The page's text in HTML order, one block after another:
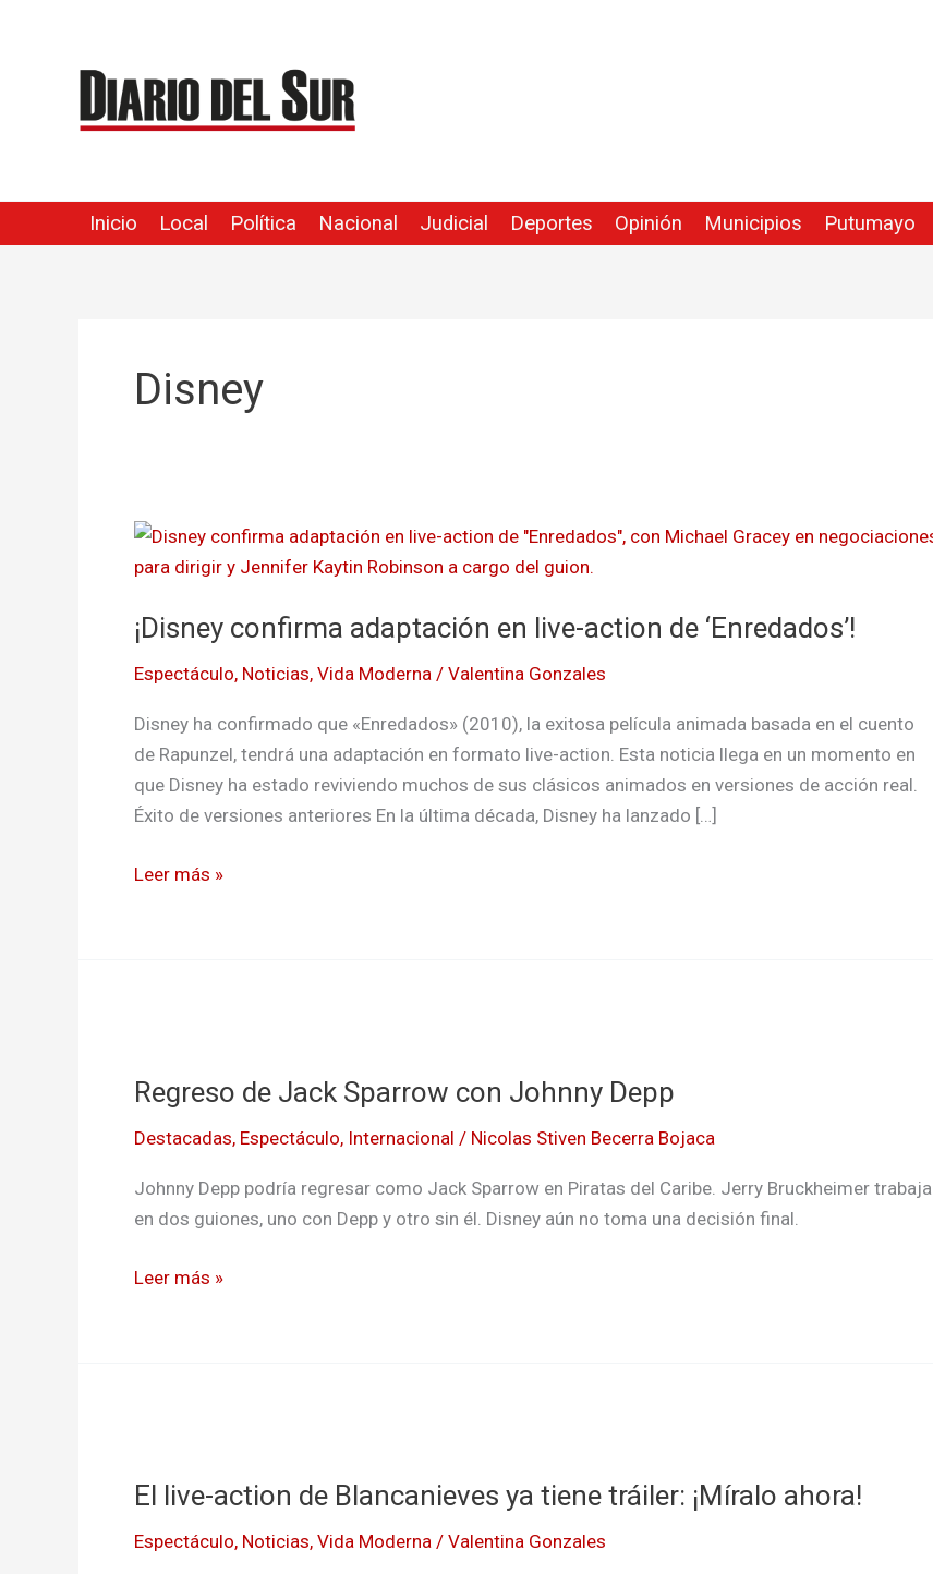
contenido
Inicio Local Política Nacional Judicial Deportes Opinión Municipios Putumayo
Disney
¡Disney confirma adaptación en live-action de ‘Enredados’!
Espectáculo, Noticias, Vida Moderna / Valentina Gonzales
Disney ha confirmado que «Enredados» (2010), la exitosa película animada basada en el cuento
de Rapunzel, tendrá una adaptación en formato live-action. Esta noticia llega en un momento en
que Disney ha estado reviviendo muchos de sus clásicos animados en versiones de acción real.
Éxito de versiones anteriores En la última década, Disney ha lanzado […]
¡Disney
confirma
en
action
de
‘Enredados’!
Leer más »
Regreso de Jack Sparrow con Johnny Depp
Destacadas, Espectáculo, Internacional / Nicolas Stiven Becerra Bojaca
Johnny Depp podría regresar como Jack Sparrow en Piratas del Caribe. Jerry Bruckheimer trabaja
en dos guiones, uno con Depp y otro sin él. Disney aún no toma una decisión final.
Jack
Johnny
Depp
Leer más »
El live-action de Blancanieves ya tiene tráiler: ¡Míralo ahora!
Espectáculo, Noticias, Vida Moderna / Valentina Gonzales
action
Blancanieves